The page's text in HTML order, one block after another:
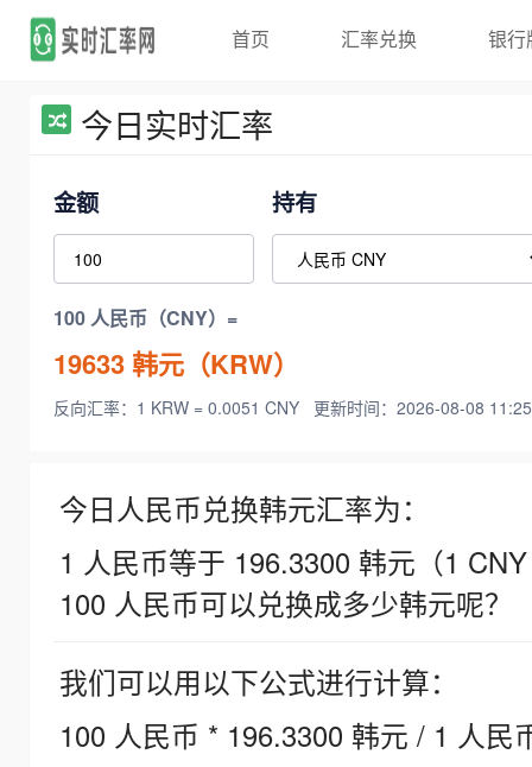
首页 汇率兑换 银行
今日实时汇率
金额 持有
100 人民币（CNY）=
19633韩元（KRW）
反向汇率：1 KRW = 0.0051 CNY 更新时间：2026-08-08
今日人民币兑换韩元汇率为：
1 人民币等于 196.3300 韩元（1
100 人民币可以兑换成多少韩元呢？
我们可以用以下公式进行计算：
100 人民币 * 196.3300 韩元 / 1 人民